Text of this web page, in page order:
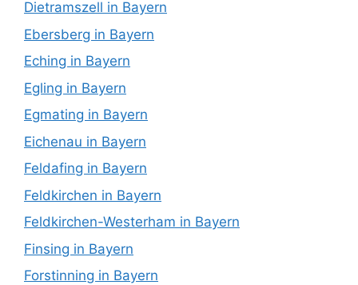
Dietramszell in Bayern
Ebersberg in Bayern
Eching in Bayern
Egling in Bayern
Egmating in Bayern
Eichenau in Bayern
Feldafing in Bayern
Feldkirchen in Bayern
Feldkirchen-Westerham in Bayern
Finsing in Bayern
Forstinning in Bayern